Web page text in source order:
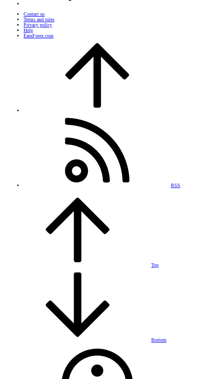
Contact us
Terms and rules
Privacy policy
Help
EarnForex.com
RSS
Top
Bottom